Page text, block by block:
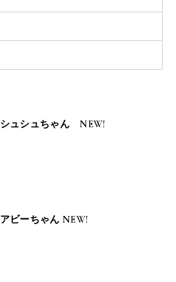
シュシュちゃん NEW!
アビーちゃん NEW!